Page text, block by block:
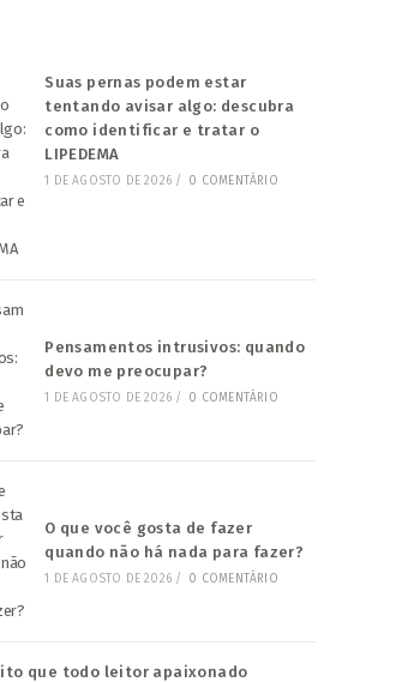
Suas pernas podem estar
tentando avisar algo: descubra
como identificar e tratar o
LIPEDEMA
1 DE AGOSTO DE 2026 / 0 COMENTÁRIO
Pensamentos intrusivos: quando
devo me preocupar?
1 DE AGOSTO DE 2026 / 0 COMENTÁRIO
O que você gosta de fazer
quando não há nada para fazer?
1 DE AGOSTO DE 2026 / 0 COMENTÁRIO
que todo leitor apaixonado